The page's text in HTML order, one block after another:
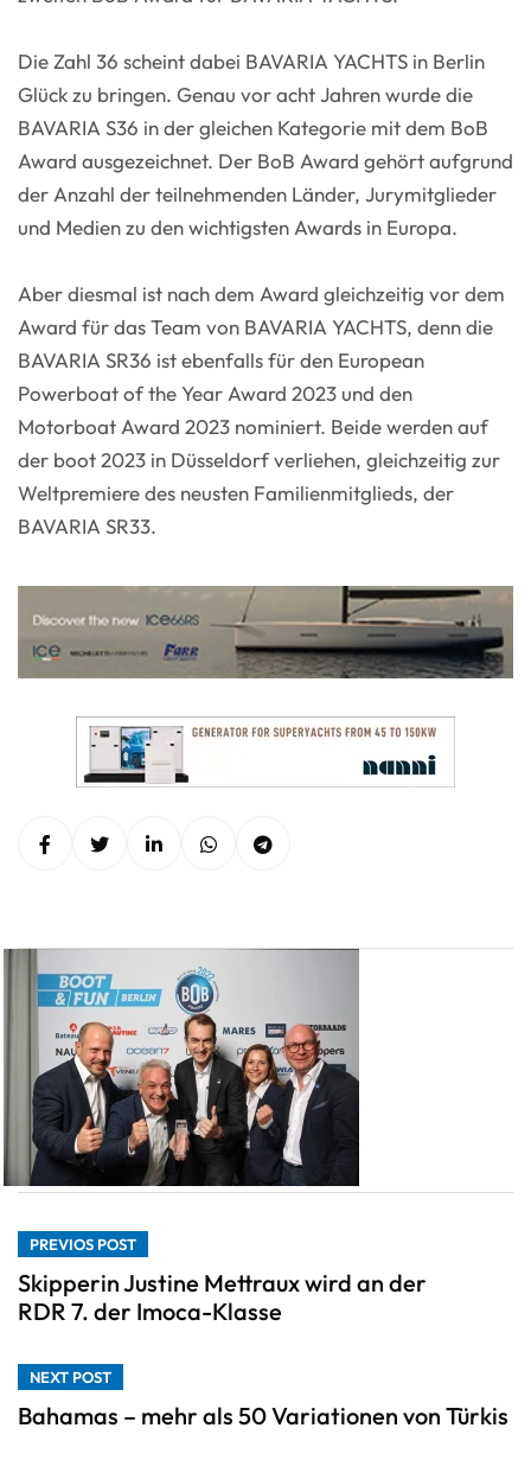
Die Zahl 36 scheint dabei BAVARIA YACHTS in Berlin
Glück zu bringen. Genau vor acht Jahren wurde die
BAVARIA S36 in der gleichen Kategorie mit dem BoB
Award ausgezeichnet. Der BoB Award gehört aufgrund
der Anzahl der teilnehmenden Länder, Jurymitglieder
und Medien zu den wichtigsten Awards in Europa.
Aber diesmal ist nach dem Award gleichzeitig vor dem
Award für das Team von BAVARIA YACHTS, denn die
BAVARIA SR36 ist ebenfalls für den European
Powerboat of the Year Award 2023 und den
Motorboat Award 2023 nominiert. Beide werden auf
der boot 2023 in Düsseldorf verliehen, gleichzeitig zur
Weltpremiere des neusten Familienmitglieds, der
BAVARIA SR33.
PREVIOS POST
Skipperin Justine Mettraux wird an der
RDR 7. der Imoca-Klasse
NEXT POST
Bahamas – mehr als 50 Variationen von Türkis